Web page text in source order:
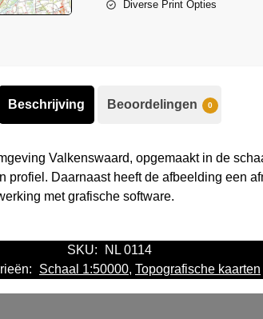
Diverse Print Opties
Beschrijving Beoordelingen 0
Valkenswaard, opgemaakt in de
profiel. Daarnaast heeft de afbeelding een
met grafische software.
SKU:
NL 0114
Schaal 1:50000, Topografische kaarten